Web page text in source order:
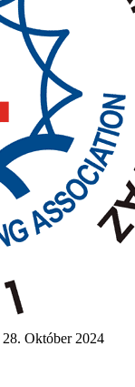
28. Október 2024